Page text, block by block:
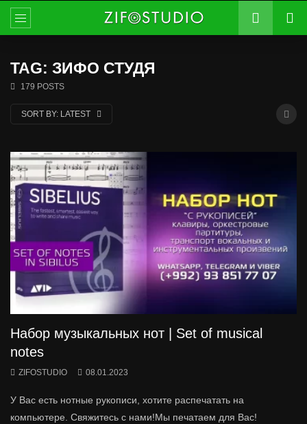
TAG: ЗИФО СТУДЯ
179 POSTS
SORT BY: LATEST
Набор музыкальных нот | Set of musical
notes
ZIFOSTUDIO 08.01.2023
У Вас есть нотные рукописи, хотите распечатать на
компьютере. Свяжитесь с нами!Мы печатаем для Вас!